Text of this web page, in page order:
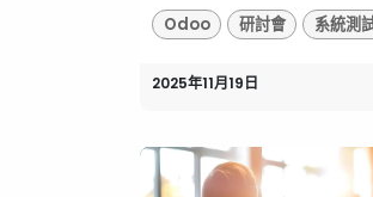
Odoo
研討會 系統測
2025年11月19日